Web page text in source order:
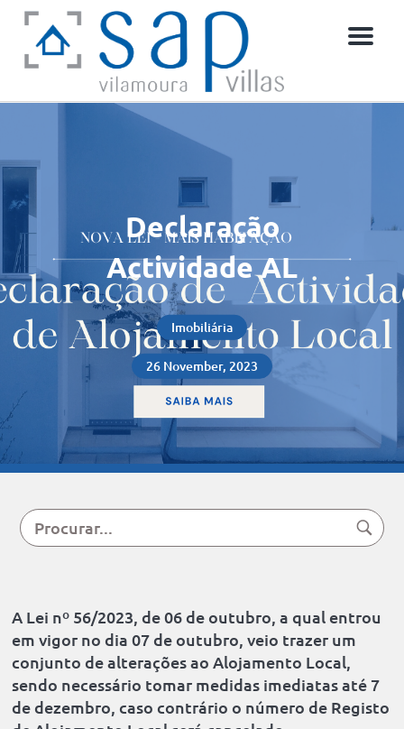
Menú
Declaração
Actividade AL
Imobiliária
26 November, 2023
A Lei nº 56/2023, de 06 de outubro, a qual entrou
em vigor no dia 07 de outubro, veio trazer um
conjunto de alterações ao Alojamento Local,
sendo necessário tomar medidas imediatas até 7
de dezembro, caso contrário o número de Registo